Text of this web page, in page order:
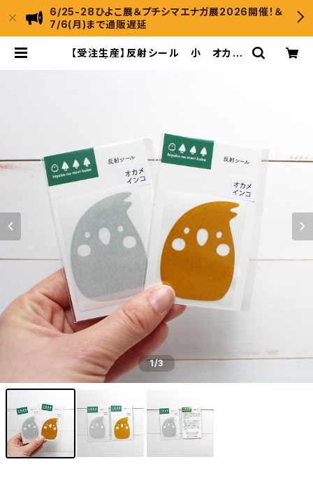
6/25-28ひよこ展＆プチシマエナガ展2026開催！＆
7/6(月)まで通販遅延
【受注生産】反射シール 小 オカメ
1/3